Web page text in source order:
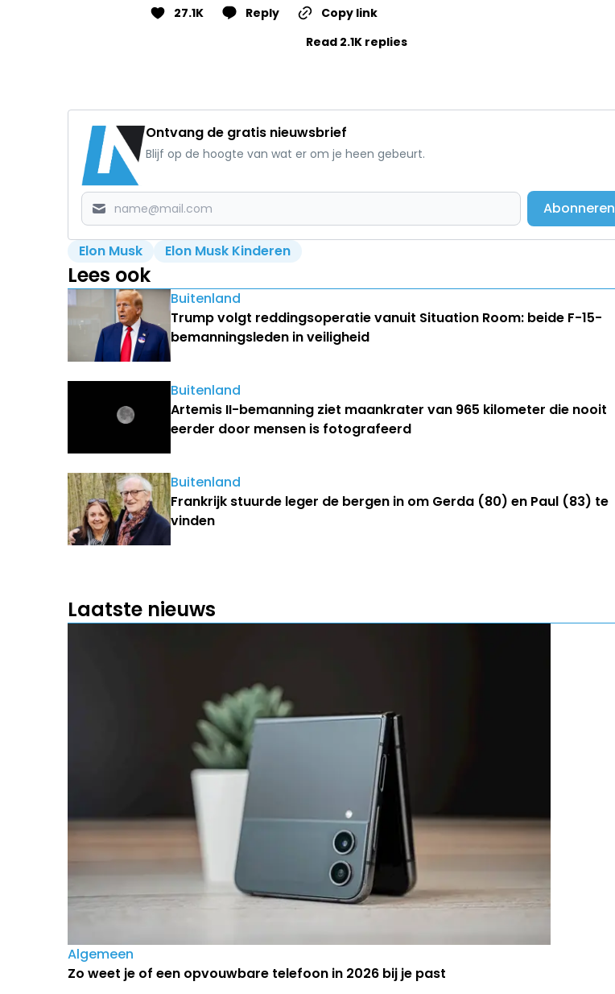
27.1K Reply
Copy link
Read 2.1K replies
Ontvang de gratis nieuwsbrief
Blijf op de hoogte van wat er om je heen gebeurt.
Abonneren
Elon Musk Elon Musk Kinderen
Lees ook
Buitenland
Trump volgt reddingsoperatie vanuit Situation Room: beide F-15-
bemanningsleden in veiligheid
Buitenland
Artemis II-bemanning ziet maankrater van 965 kilometer die nooit
eerder door mensen is fotografeerd
Buitenland
Frankrijk stuurde leger de bergen in om Gerda (80) en Paul (83) te
vinden
Laatste nieuws
Algemeen
Zo weet je of een opvouwbare telefoon in 2026 bij je past